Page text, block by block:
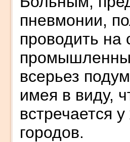
пневмонии,
проводить на
всерьез
имея в виду,
встречается
городов.